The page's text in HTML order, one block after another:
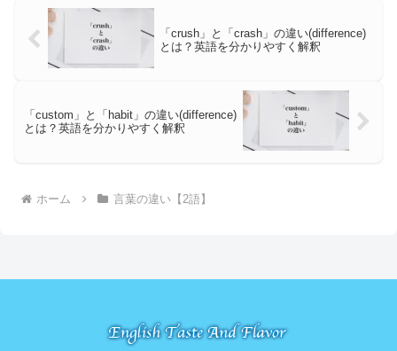
「crush」と「crash」の違い(difference)
とは？英語を分かりやすく解釈
「custom」と「habit」の違い(difference)
とは？英語を分かりやすく解釈
ホーム 言葉の違い【2語】